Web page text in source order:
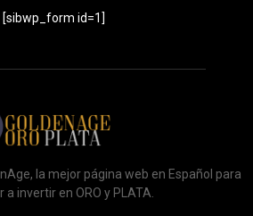
[sibwp_form id=1]
la mejor página web en Español para
a invertir en ORO y PLATA.